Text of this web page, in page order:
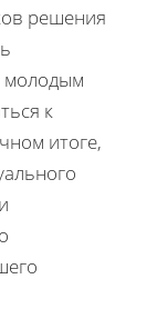
решения
молодым
к
итоге,